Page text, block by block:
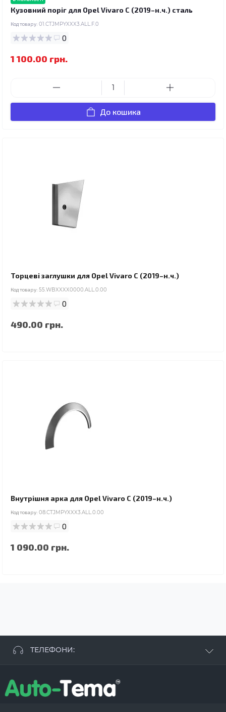
Кузовний поріг для Opel Vivaro C (2019–н.ч.) сталь
Код товару: 01.CTJMPYXXX3.ALL.F.0
0
1 100.00 грн.
До кошика
Торцеві заглушки для Opel Vivaro C (2019–н.ч.)
Код товару: 55.WBXXXX0000.ALL.0.00
0
490.00 грн.
Внутрішня арка для Opel Vivaro C (2019–н.ч.)
Код товару: 08.CTJMPYXXX3.ALL.0.00
0
1 090.00 грн.
ТЕЛЕФОНИ:
+38 096 250 84 38
+38 099 657 61 50